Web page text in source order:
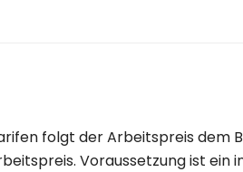
folgt der Arbeitspreis dem
Voraussetzung ist ein